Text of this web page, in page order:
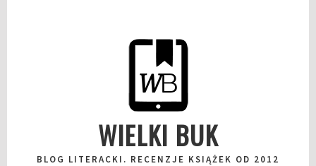
WIELKI BUK
BLOG LITERACKI. RECENZJE KSIĄŻEK OD 2012